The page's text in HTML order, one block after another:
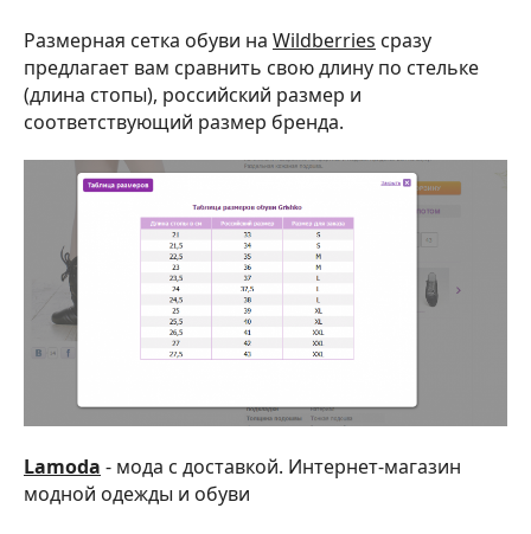
Размерная сетка обуви на Wildberries сразу
предлагает вам сравнить свою длину по стельке
(длина стопы), российский размер и
соответствующий размер бренда.
Lamoda - мода с доставкой. Интернет-магазин
модной одежды и обуви